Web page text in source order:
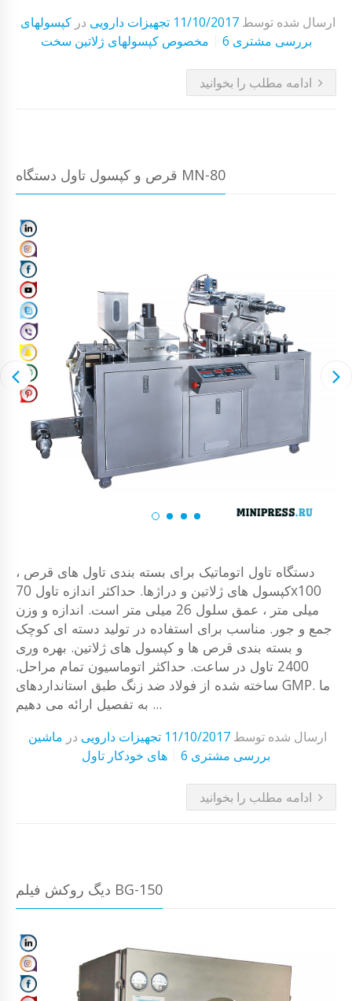
ارسال شده توسط11/10/2017 تجهیزات دارویی درکپسولهای
مخصوص کپسولهای ژلاتین سخت
6 بررسی مشتری
ادامه مطلب را بخوانید
قرص و کپسول تاول دستگاه MN-80
دستگاه تاول اتوماتیک برای بسته بندی تاول های قرص ،
کپسول های ژلاتین و دراژها. حداکثر اندازه تاول 70x100
میلی متر ، عمق سلول 26 میلی متر است. اندازه و وزن
جمع و جور. مناسب برای استفاده در تولید دسته ای کوچک
و بسته بندی قرص ها و کپسول های ژلاتین. بهره وری
2400 تاول در ساعت. حداکثر اتوماسیون تمام مراحل.
ساخته شده از فولاد ضد زنگ طبق استانداردهای GMP. ما
به تفصیل ارائه می دهیم ...
ارسال شده توسط 11/10/2017 تجهیزات دارویی در ماشین
های خودکار تاول
6 بررسی مشتری
ادامه مطلب را بخوانید
دیگ روکش فیلم BG-150